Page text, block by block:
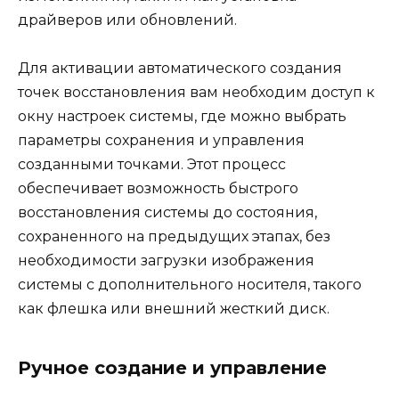
драйверов или обновлений.
Для активации автоматического создания
точек восстановления вам необходим доступ к
окну настроек системы, где можно выбрать
параметры сохранения и управления
созданными точками. Этот процесс
обеспечивает возможность быстрого
восстановления системы до состояния,
сохраненного на предыдущих этапах, без
необходимости загрузки изображения
системы с дополнительного носителя, такого
как флешка или внешний жесткий диск.
Ручное создание и управление